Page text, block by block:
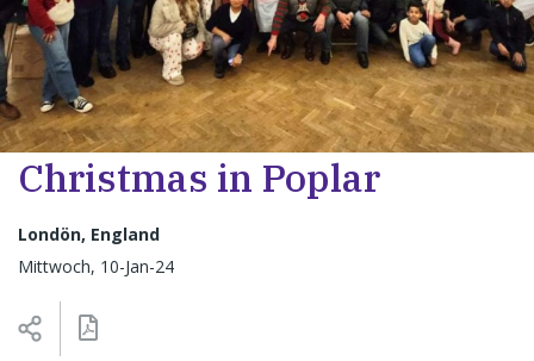
Christmas in Poplar
Londön, England
Mittwoch, 10-Jan-24